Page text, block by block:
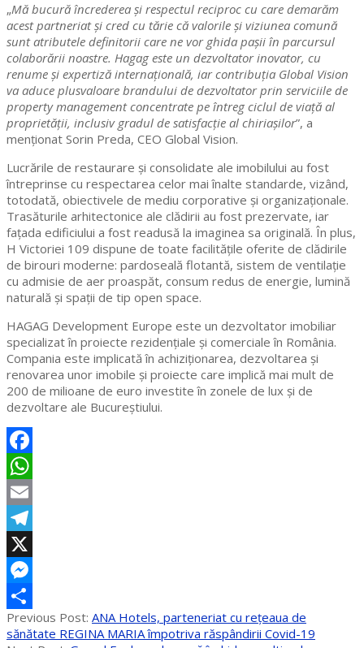
„Mă bucură încrederea și respectul reciproc cu care demarăm
acest partneriat și cred cu tărie că valorile și viziunea comună
sunt atributele definitorii care ne vor ghida pașii în parcursul
colaborării noastre. Hagag este un dezvoltator inovator, cu
renume și expertiză internațională, iar contribuția Global Vision
va aduce plusvaloare brandului de dezvoltator prin serviciile de
property management concentrate pe întreg ciclul de viață al
proprietății, inclusiv gradul de satisfacție al chiriașilor”, a
menționat Sorin Preda, CEO Global Vision.
Lucrările de restaurare și consolidate ale imobilului au fost
întreprinse cu respectarea celor mai înalte standarde, vizând,
totodată, obiectivele de mediu corporative și organizaționale.
Trasăturile arhitectonice ale clădirii au fost prezervate, iar
fațada edificiului a fost readusă la imaginea sa originală. În plus,
H Victoriei 109 dispune de toate facilitățile oferite de clădirile
de birouri moderne: pardoseală flotantă, sistem de ventilație
cu admisie de aer proaspăt, consum redus de energie, lumină
naturală și spații de tip open space.
HAGAG Development Europe este un dezvoltator imobiliar
specializat în proiecte rezidențiale și comerciale în România.
Compania este implicată în achiziționarea, dezvoltarea și
renovarea unor imobile și proiecte care implică mai mult de
200 de milioane de euro investite în zonele de lux și de
dezvoltare ale Bucureștiului.
Facebook
WhatsApp
Email
Telegram
X
Messenger
Partajează
2020-
05-
Previous Post: ANA Hotels, parteneriat cu rețeaua de
sănătate REGINA MARIA împotriva răspândirii Covid-19